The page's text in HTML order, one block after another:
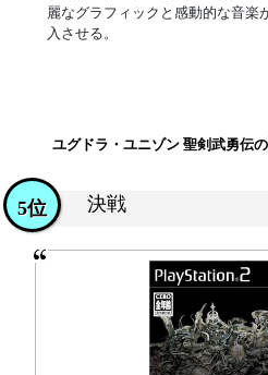
麗なグラフィックと感動的な音楽
入させる。
ユグドラ・ユニゾン 聖剣武勇伝
決戦
5位